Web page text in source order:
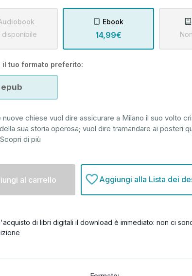
disponibile
Ebook
14,99€
il tuo formato preferito:
epub
nuove chiese vuol dire assicurare a Milano il suo volto
sua storia operosa; vuol dire tramandare ai posteri
Scopri di più
Aggiungi alla Lista dei
di libri digitali il download è immediato: non ci